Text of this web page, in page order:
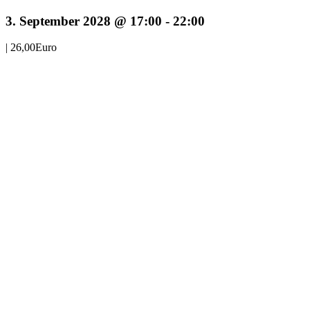
3. September 2028 @ 17:00 - 22:00
| 26,00Euro